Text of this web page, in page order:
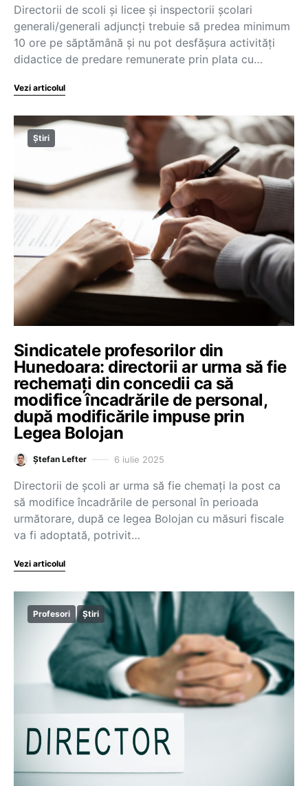
Directorii de scoli și licee și inspectorii școlari
generali/generali adjuncți trebuie să predea minimum
10 ore pe săptămână și nu pot desfășura activități
didactice de predare remunerate prin plata cu…
Vezi articolul
Știri
Sindicatele profesorilor din
Hunedoara: directorii ar urma să fie
rechemați din concedii ca să
modifice încadrările de personal,
după modificările impuse prin
Legea Bolojan
Ștefan Lefter 6 iulie 2025
Directorii de școli ar urma să fie chemați la post ca
să modifice încadrările de personal în perioada
următorare, după ce legea Bolojan cu măsuri fiscale
va fi adoptată, potrivit…
Vezi articolul
Profesori Știri